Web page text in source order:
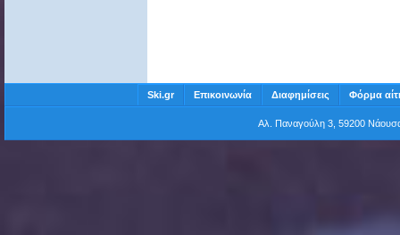
Ski.gr Επικοινωνία Διαφημίσεις Φόρμα
Αλ. Παναγούλη 3, 59200